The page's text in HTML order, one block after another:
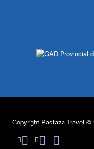
Copyright Pastaza Travel ©